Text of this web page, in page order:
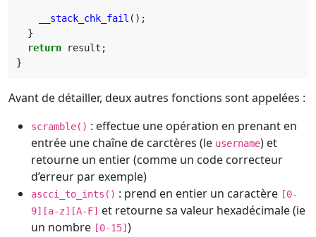
__stack_chk_fail ();
}
return
result ;
}
Avant de détailler, deux autres fonctions sont appelées :
scramble() : effectue une opération en prenant en
entrée une chaîne de carctères (le username) et
retourne un entier (comme un code correcteur
d’erreur par exemple)
ascci_to_ints() : prend en entier un caractère [0-
9][a-z][A-F] et retourne sa valeur hexadécimale (ie
un nombre [0-15] )